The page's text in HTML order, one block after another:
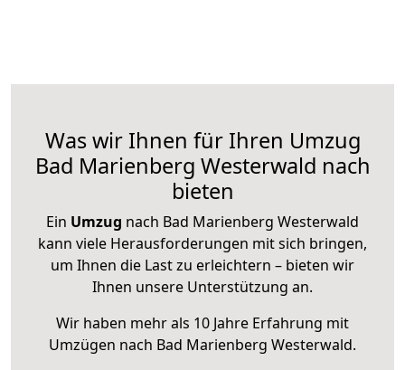
Was wir Ihnen für Ihren Umzug
Bad Marienberg Westerwald nach
bieten
Ein Umzug nach Bad Marienberg Westerwald
kann viele Herausforderungen mit sich bringen,
um Ihnen die Last zu erleichtern – bieten wir
Ihnen unsere Unterstützung an.
Wir haben mehr als 10 Jahre Erfahrung mit
Umzügen nach Bad Marienberg Westerwald.